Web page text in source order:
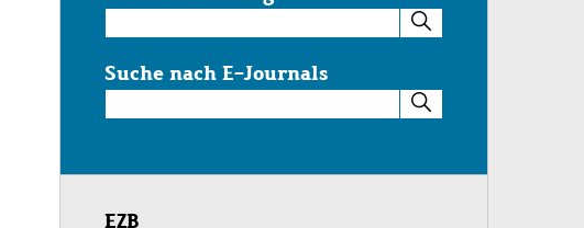
im
Katalog
Suche nach E-Journals
nach
Journals
EZB